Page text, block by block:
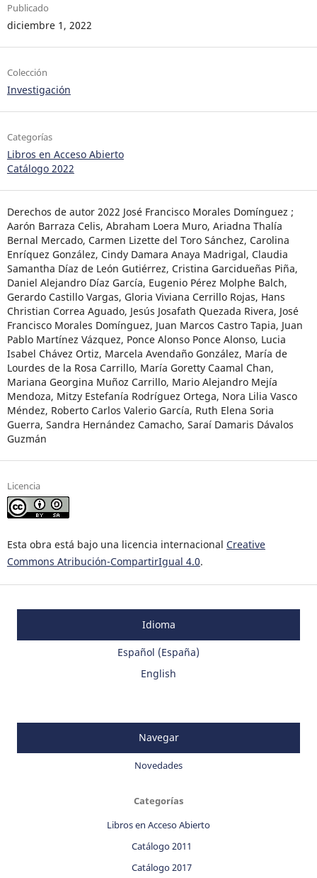
Publicado
diciembre 1, 2022
Colección
Investigación
Categorías
Libros en Acceso Abierto
Catálogo 2022
Derechos de autor 2022 José Francisco Morales Domínguez ;
Aarón Barraza Celis, Abraham Loera Muro, Ariadna Thalía
Bernal Mercado, Carmen Lizette del Toro Sánchez, Carolina
Enríquez González, Cindy Damara Anaya Madrigal, Claudia
Samantha Díaz de León Gutiérrez, Cristina Garcidueñas Piña,
Daniel Alejandro Díaz García, Eugenio Pérez Molphe Balch,
Gerardo Castillo Vargas, Gloria Viviana Cerrillo Rojas, Hans
Christian Correa Aguado, Jesús Josafath Quezada Rivera, José
Francisco Morales Domínguez, Juan Marcos Castro Tapia, Juan
Pablo Martínez Vázquez, Ponce Alonso Ponce Alonso, Lucia
Isabel Chávez Ortiz, Marcela Avendaño González, María de
Lourdes de la Rosa Carrillo, María Goretty Caamal Chan,
Mariana Georgina Muñoz Carrillo, Mario Alejandro Mejía
Mendoza, Mitzy Estefanía Rodríguez Ortega, Nora Lilia Vasco
Méndez, Roberto Carlos Valerio García, Ruth Elena Soria
Guerra, Sandra Hernández Camacho, Saraí Damaris Dávalos
Guzmán
Licencia
Esta obra está bajo una licencia internacional Creative
Commons Atribución-CompartirIgual 4.0.
Idioma
Español (España)
English
Navegar
Novedades
Categorías
Libros en Acceso Abierto
Catálogo 2011
Catálogo 2017